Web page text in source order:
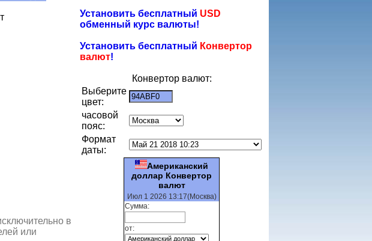
в
или
Установить бесплатный USD
обменный курс валюты!
Установить бесплатный Конвертор
валют!
Конвертор валют:
Выберите
цвет:
часовой
пояс:
Формат
даты:
Американский
доллар Конвертор
валют
Июл 1 2026 13:17(Москва)
Сумма:
от: